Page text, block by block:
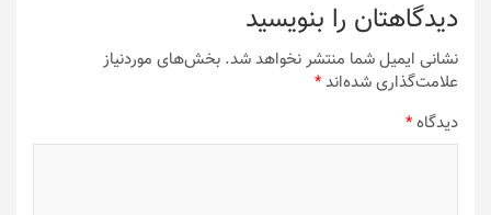
دیدگاهتان را بنویسید
نشانی ایمیل شما منتشر نخواهد شد. بخش‌های موردنیاز
علامت‌گذاری شده‌اند*
دیدگاه*